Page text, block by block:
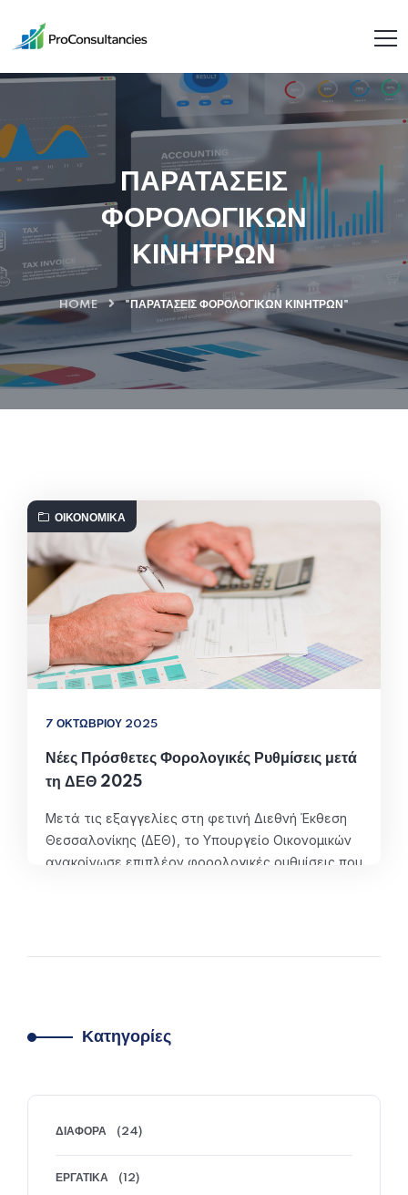
ΠΑΡΑΤΑΣΕΙΣ
ΦΟΡΟΛΟΓΙΚΩΝ
ΚΙΝΗΤΡΩΝ
HOME "ΠΑΡΑΤΑΣΕΙΣ ΦΟΡΟΛΟΓΙΚΩΝ ΚΙΝΗΤΡΩΝ"
ΟΙΚΟΝΟΜΙΚΆ
7 ΟΚΤΩΒΡΊΟΥ 2025
Νέες Πρόσθετες Φορολογικές Ρυθμίσεις μετά
τη ΔΕΘ 2025
Μετά τις εξαγγελίες στη φετινή Διεθνή Έκθεση
Θεσσαλονίκης (ΔΕΘ), το Υπουργείο Οικονομικών
ανακοίνωσε επιπλέον φορολογικές ρυθμίσεις που
συναλλαγές έως το 2026 Παρατείνεται για…
Κατηγορίες
ΔΙΆΦΟΡΑ (24)
ΕΡΓΑΤΙΚΆ (12)